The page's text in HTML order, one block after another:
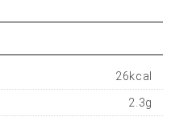
26kcal
2.3g